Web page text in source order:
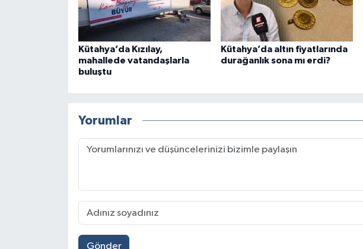
Kütahya’da Kızılay,
mahallede vatandaşlarla
buluştu
Kütahya’da altın fiyatlarında
durağanlık sona mı erdi?
Yorumlar
Gönder